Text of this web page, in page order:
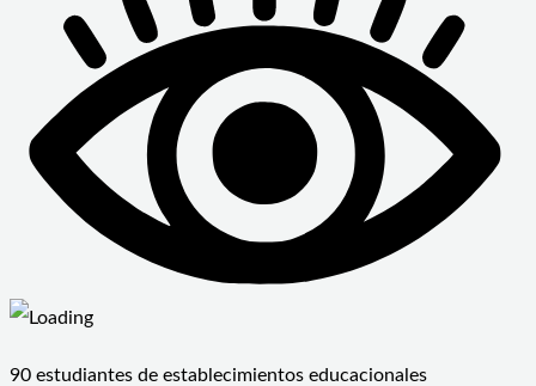
90 estudiantes de establecimientos educacionales